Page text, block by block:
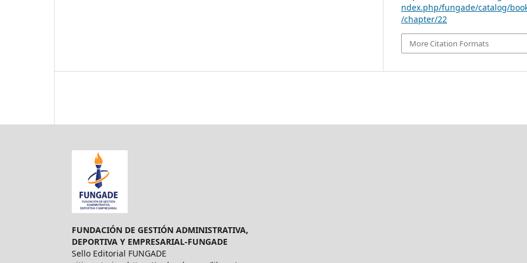
ndex.php/fungade/catalog/
/chapter/22
More Citation Formats
FUNDACIÓN DE GESTIÓN ADMINISTRATIVA,
DEPORTIVA Y EMPRESARIAL-FUNGADE
Sello Editorial FUNGADE